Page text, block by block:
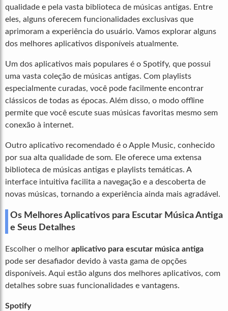
qualidade e pela vasta biblioteca de músicas antigas. Entre
eles, alguns oferecem funcionalidades exclusivas que
aprimoram a experiência do usuário. Vamos explorar alguns
dos melhores aplicativos disponíveis atualmente.
Um dos aplicativos mais populares é o Spotify, que possui
uma vasta coleção de músicas antigas. Com playlists
especialmente curadas, você pode facilmente encontrar
clássicos de todas as épocas. Além disso, o modo offline
permite que você escute suas músicas favoritas mesmo sem
conexão à internet.
Outro aplicativo recomendado é o Apple Music, conhecido
por sua alta qualidade de som. Ele oferece uma extensa
biblioteca de músicas antigas e playlists temáticas. A
interface intuitiva facilita a navegação e a descoberta de
novas músicas, tornando a experiência ainda mais agradável.
Os Melhores Aplicativos para Escutar Música Antiga
e Seus Detalhes
Escolher o melhor aplicativo para escutar música antiga
pode ser desafiador devido à vasta gama de opções
disponíveis. Aqui estão alguns dos melhores aplicativos, com
detalhes sobre suas funcionalidades e vantagens.
Spotify